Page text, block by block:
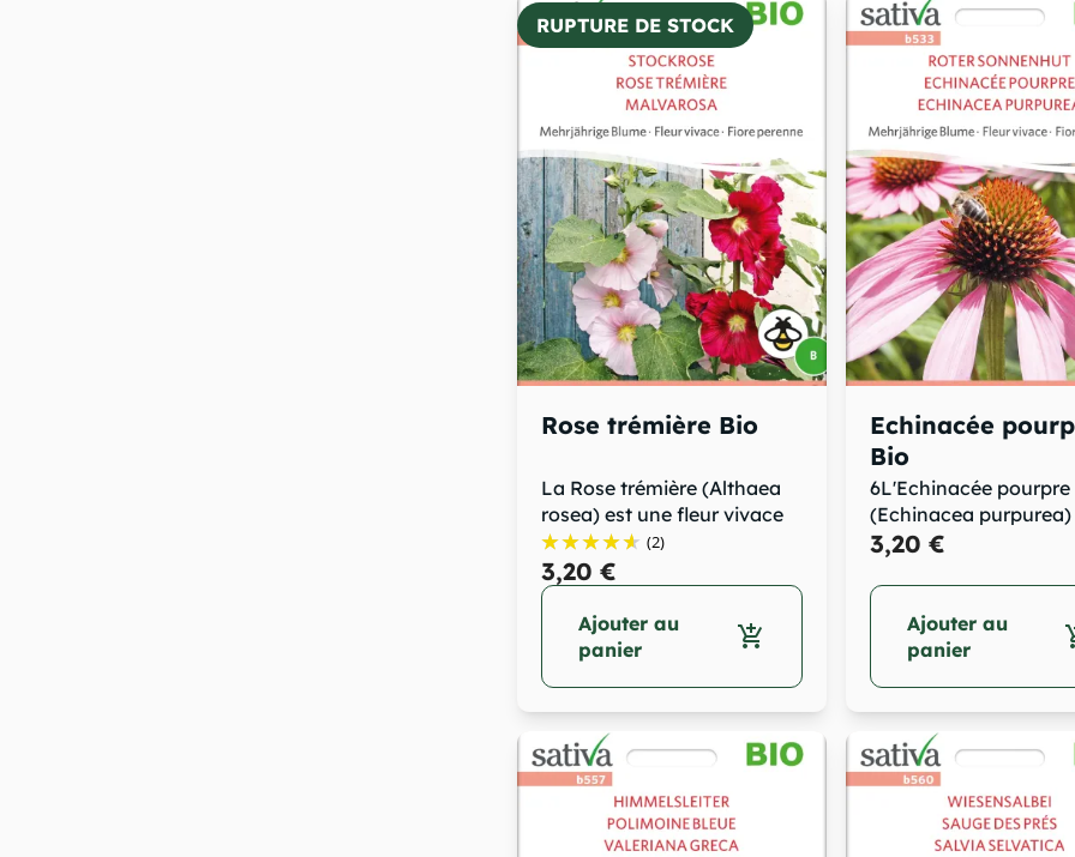
Rose trémière Bio
La Rose trémière (Althaea
rosea) est une fleur vivace
de la...
(2)
3,20 €
Ajouter au
panier
add_shopping_cart
RUPTURE DE STOCK
Echinacée
Bio
6L'Echinacée pourpre
(Echinacea purpurea)
une fleur...
3,20 €
Ajouter au
panier